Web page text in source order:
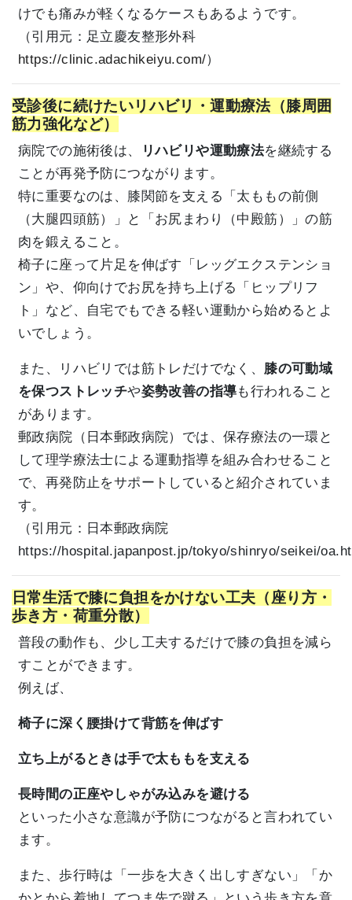
けでも痛みが軽くなるケースもあるようです。
（引用元：足立慶友整形外科
https://clinic.adachikeiyu.com/）
受診後に続けたいリハビリ・運動療法（膝周囲
筋力強化など）
病院での施術後は、 リハビリや運動療法を継続する
ことが再発予防につながります。
特に重要なのは、膝関節を支える「太ももの前側
（大腿四頭筋）」と「お尻まわり（中殿筋）」の筋
肉を鍛えること。
椅子に座って片足を伸ばす「レッグエクステンショ
ン」や、仰向けでお尻を持ち上げる「ヒップリフ
ト」など、自宅でもできる軽い運動から始めるとよ
いでしょう。
また、リハビリでは筋トレだけでなく、 膝の可動域
を保つストレッチや姿勢改善の指導も行われること
があります。
郵政病院（日本郵政病院）では、保存療法の一環と
して理学療法士による運動指導を組み合わせること
で、再発防止をサポートしていると紹介されていま
す。
（引用元：日本郵政病院
https://hospital.japanpost.jp/tokyo/shinryo/seikei/
日常生活で膝に負担をかけない工夫（座り方・
歩き方・荷重分散）
普段の動作も、少し工夫するだけで膝の負担を減ら
すことができます。
例えば、
椅子に深く腰掛けて背筋を伸ばす
立ち上がるときは手で太ももを支える
長時間の正座やしゃがみ込みを避ける
といった小さな意識が予防につながると言われてい
ます。
また、歩行時は「一歩を大きく出しすぎない」「か